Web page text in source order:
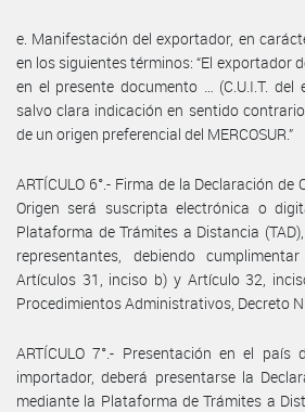
e. Manifestación del exportador, en
en los siguientes términos: “El exportador
en el presente documento … (C.U.I.T. del
salvo clara indicación en sentido
de un origen preferencial del MERCOSUR.”
ARTÍCULO 6°.- Firma de la Declaración de
Origen será suscripta electrónica o
Plataforma de Trámites a Distancia
representantes, debiendo
Artículos 31, inciso b) y Artículo 32,
Procedimientos Administrativos, Decreto
ARTÍCULO 7°.- Presentación en el
importador, deberá presentarse la
mediante la Plataforma de Trámites a